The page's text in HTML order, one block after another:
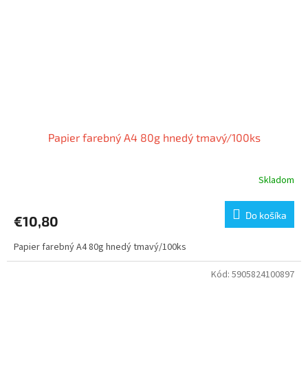
Papier farebný A4 80g hnedý tmavý/100ks
Skladom
€10,80 Do košíka
Papier farebný A4 80g hnedý tmavý/100ks
Kód: 5905824100897